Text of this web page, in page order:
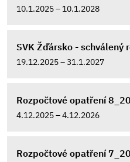
10.1.2025 – 10.1.2028
SVK Žďársko - schválený
19.12.2025 – 31.1.2027
Rozpočtové opatření
4.12.2025 – 4.12.2026
Rozpočtové opatření